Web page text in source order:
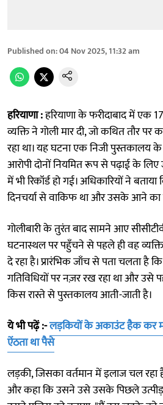
Published on:04 Nov 2025, 11:32 am
हरियाणा :हरियाणा के फरीदाबाद में एक
व्यक्ति ने गोली मार दी, जो कथित तौर
रहा था। यह घटना एक निजी पुस्तकालय
आरोपी दोनों नियमित रूप से पढ़ाई के
में भी रिकॉर्ड हो गई। अधिकारियों ने
दिनचर्या से वाकिफ था और उसके आने का
गोलीबारी के तुरंत बाद सामने आए
घटनास्थल पर पहुँचने से पहले ही वह
दे रहा है। प्रारंभिक जाँच से पता चलता है
गतिविधियों पर नज़र रख रहा था और उसे
किस रास्ते से पुस्तकालय आती-जाती है।
ये भी पढ़ें :-लड़कियों के अकाउंट हैक कर
ऐंठता था पैसे
लड़की, जिसका वर्तमान में इलाज चल
और कहा कि उसने उसे उसके पिछले